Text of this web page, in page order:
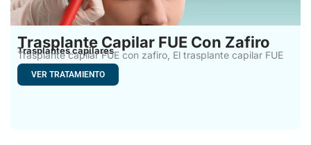
Trasplante Capilar FUE Con Zafiro
Trasplantes capilares
Trasplante capilar FUE con zafiro, El trasplante capilar FUE
con
VER TRATAMIENTO